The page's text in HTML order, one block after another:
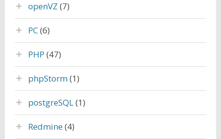
openVZ (7)
PC(6)
PHP (47)
phpStorm(1)
postgreSQL(1)
Redmine(4)